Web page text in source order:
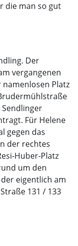
die man so gut
Der
vergangenen
Platz
Für Helene
gegen das
der rechtes
Huber-Platz
um den
eigentlich am
131 / 133